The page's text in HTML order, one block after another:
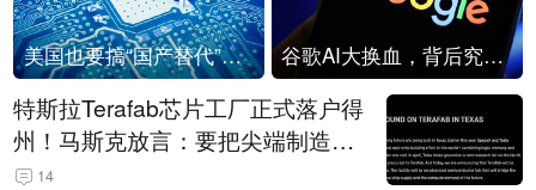
美国也要搞“国产替代”？先算清三笔账 谷歌AI大换血，背后究竟发生了什么？
特斯拉Terafab芯片工厂正式落户得
州！马斯克放言：要把尖端制造带
回美国
14